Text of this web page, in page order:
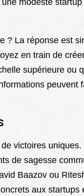
modeste
? La réponse est
en train de
supérieure ou
peuvent
victoires uniques.
de sagesse
Baazov ou
aux startups